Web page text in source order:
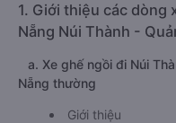
1. Giới thiệu các dòng
Nẵng Núi Thành -
a. Xe ghế ngồi đi Núi
Nẵng thường
Giới thiệu